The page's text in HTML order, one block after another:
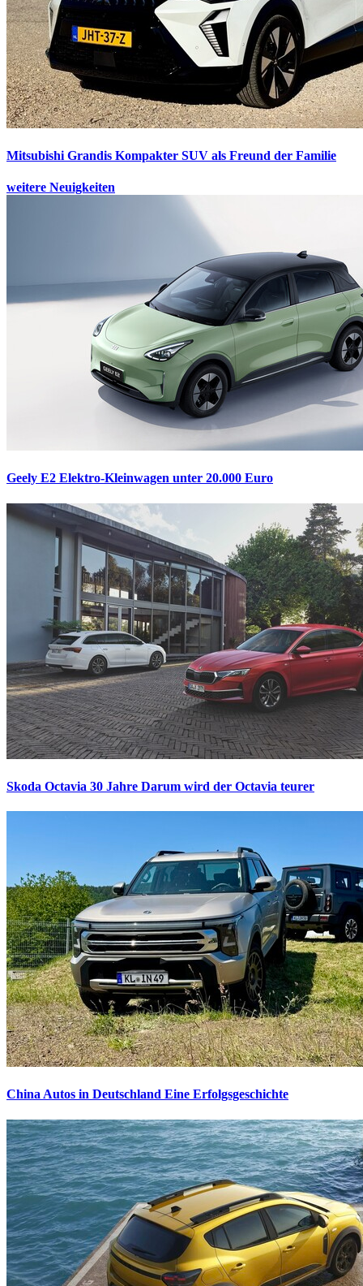
Mitsubishi Grandis Kompakter SUV als Freund der Familie
weitere Neuigkeiten
Geely E2 Elektro-Kleinwagen unter 20.000 Euro
Skoda Octavia 30 Jahre Darum wird der Octavia teurer
China Autos in Deutschland Eine Erfolgsgeschichte